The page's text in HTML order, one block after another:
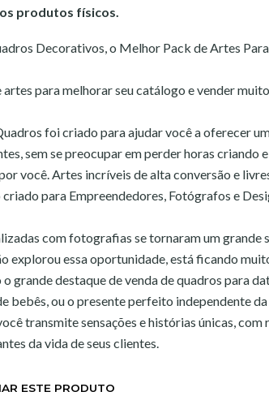
produtos físicos.
Decorativos, o Melhor Pack de Artes
artes para melhorar seu catálogo e vender
foi criado para ajudar você a oferecer
sem se preocupar em perder horas criando
você. Artes incríveis de alta conversão e
para Empreendedores, Fotógrafos e
com fotografias se tornaram um grande
explorou essa oportunidade, está ficando
grande destaque de venda de quadros para
bebês, ou o presente perfeito independente
transmite sensações e histórias únicas,
da vida de seus clientes.
ESTE PRODUTO